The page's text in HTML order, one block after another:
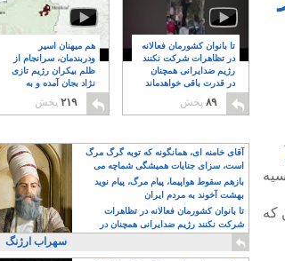
که
هم میهنان اسیر
ودربندمان، سرانجام از
ظلم بیکران رژیم تازی
نژاد بجان آمده و به
۲۱۹ پخش
تا بانوان کشورمان فعالانه
در تظاهرات شرکت نکنند
رژیم ضدایرانی همچنان
در قدرت باقی خواهدماند
۸
۸۹ پخش
آقای خامنه ای، همانگونه که توبه گرگ مرگ
است، سزای جنایات همیشگی شماچه می
تواند باشد؟!
بازهم سقوط هواپیما، پیام مرگ، پیام نوید
بهشت آخوند به مردم ایران
تا بانوان کشورمان فعالانه در تظاهرات
شرکت نکنند رژیم ضدایرانی همچنان در
قدرت باقی خواهدماند
سهراب ارژنگ